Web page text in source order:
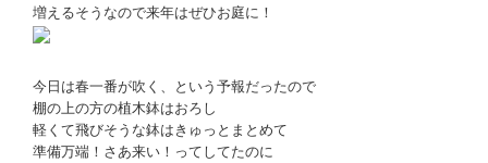
増えるそうなので来年はぜひお庭に！
今日は春一番が吹く、という予報だったので
棚の上の方の植木鉢はおろし
軽くて飛びそうな鉢はきゅっとまとめて
準備万端！さあ来い！ってしてたのに